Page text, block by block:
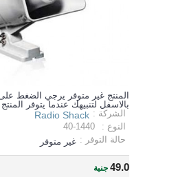
المنتج غير متوفر يرجي الضغط
بالاسفل لتنبيهك عندما يتوفر المنتج
الشركة : Radio Shack
النوع :
40-1440
حالة التوفر : غير متوفر
49.0جنية